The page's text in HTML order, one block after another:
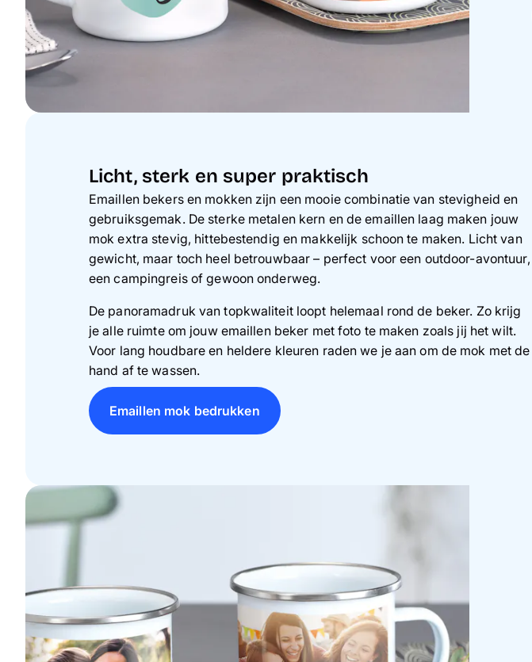
Licht, sterk en super praktisch
Emaillen bekers en mokken zijn een mooie combinatie van stevigheid en
gebruiksgemak. De sterke metalen kern en de emaillen laag maken jouw
mok extra stevig, hittebestendig en makkelijk schoon te maken. Licht van
gewicht, maar toch heel betrouwbaar – perfect voor een outdoor-avontuur,
een campingreis of gewoon onderweg.
De panoramadruk van topkwaliteit loopt helemaal rond de beker. Zo krijg
je alle ruimte om jouw emaillen beker met foto te maken zoals jij het wilt.
Voor lang houdbare en heldere kleuren raden we je aan om de mok met de
hand af te wassen.
Emaillen mok bedrukken